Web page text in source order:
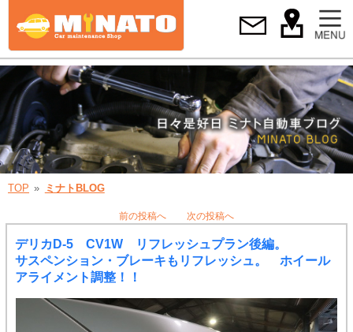
TOP ミナトBLOG
前の投稿へ 次の投稿へ
デリカD-5 CV1W リフレッシュプラン後編。
サスペンション・ブレーキもリフレッシュ。 ホイール
アライメント調整！！